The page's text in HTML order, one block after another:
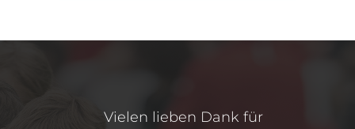
Vielen lieben Dank für
Ich möchte, dass die Leute